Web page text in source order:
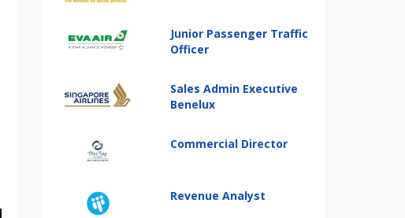
Junior Passenger Traffic
Officer
Sales Admin Executive
Benelux
Commercial Director
Revenue Analyst